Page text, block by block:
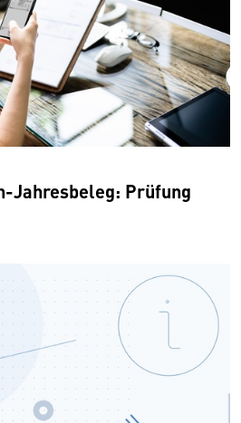
Jahresbeleg: Prüfung